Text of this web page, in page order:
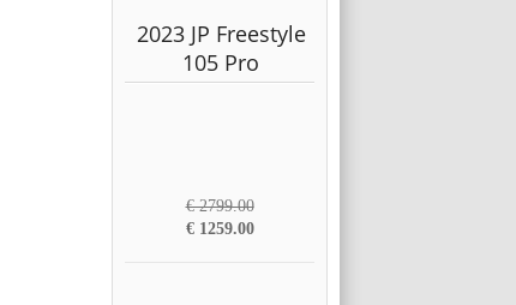
2023 JP Freestyle
105 Pro
€ 2799.00
€ 1259.00